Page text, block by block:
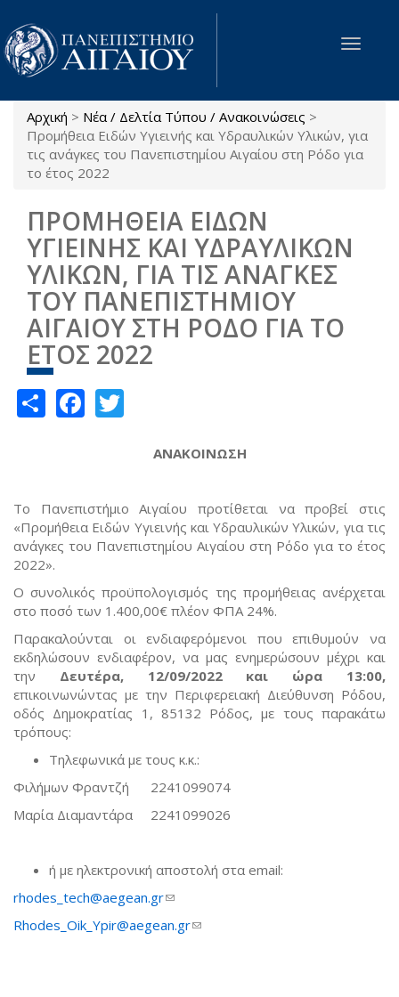
Παράκαμψη προς το κυρίως περιεχόμενο
Toggle
Είστε εδώ
Αρχική > Νέα / Δελτία Τύπου / Ανακοινώσεις >
Προμήθεια Ειδών Υγιεινής και Υδραυλικών Υλικών, για
τις ανάγκες του Πανεπιστημίου Αιγαίου στη Ρόδο για
το έτος 2022
ΠΡΟΜΗΘΕΙΑ ΕΙΔΩΝ
ΥΓΙΕΙΝΗΣ ΚΑΙ ΥΔΡΑΥΛΙΚΩΝ
ΥΛΙΚΩΝ, ΓΙΑ ΤΙΣ ΑΝΑΓΚΕΣ
ΤΟΥ ΠΑΝΕΠΙΣΤΗΜΙΟΥ
ΑΙΓΑΙΟΥ ΣΤΗ ΡΟΔΟ ΓΙΑ ΤΟ
ΕΤΟΣ 2022
ShareFacebook
ΑΝΑΚΟΙΝΩΣΗ
Το Πανεπιστήμιο Αιγαίου προτίθεται να προβεί στις
«Προμήθεια Ειδών Υγιεινής και Υδραυλικών Υλικών, για τις
ανάγκες του Πανεπιστημίου Αιγαίου στη Ρόδο για το έτος
2022».
Ο συνολικός προϋπολογισμός της προμήθειας ανέρχεται
στο ποσό των 1.400,00€ πλέον ΦΠΑ 24%.
Παρακαλούνται οι ενδιαφερόμενοι που επιθυμούν να
εκδηλώσουν ενδιαφέρον, να μας ενημερώσουν μέχρι και
την Δευτέρα, 12/09/2022 και ώρα 13:00,
επικοινωνώντας με την Περιφερειακή Διεύθυνση Ρόδου,
οδός Δημοκρατίας 1, 85132 Ρόδος, με τους παρακάτω
τρόπους:
Τηλεφωνικά με τους κ.κ.:
Φιλήμων Φραντζή 2241099074
Μαρία Διαμαντάρα 2241099026
ή με ηλεκτρονική αποστολή στα email:
rhodes_tech@aegean.gr(link sends e-mail)
Rhodes_Oik_Ypir@aegean.gr(link sends e-mail)